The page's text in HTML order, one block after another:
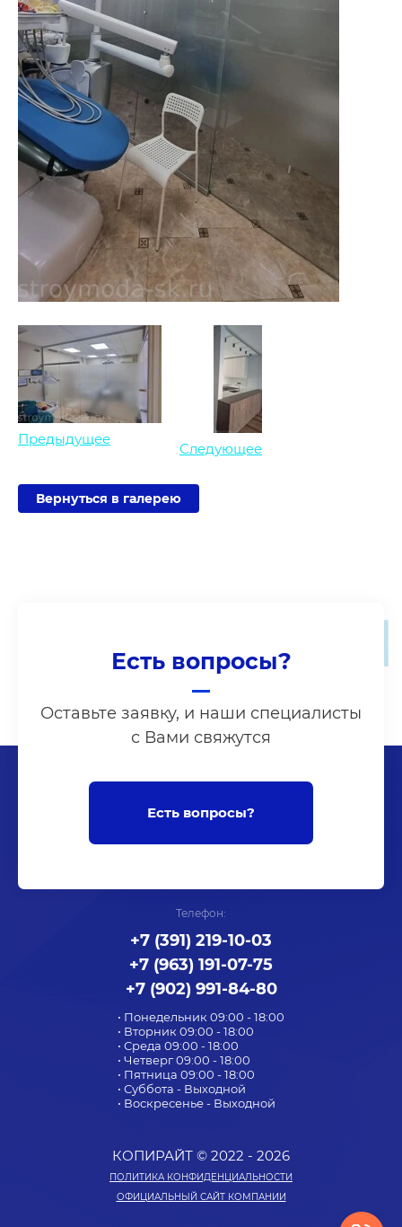
Предыдущее
Следующее
Вернуться в галерею
Есть вопросы?
Оставьте заявку, и наши специалисты
с Вами свяжутся
Есть вопросы?
Телефон:
+7 (391) 219-10-03
+7 (963) 191-07-75
+7 (902) 991-84-80
• Понедельник 09:00 - 18:00
• Вторник 09:00 - 18:00
• Среда 09:00 - 18:00
• Четверг 09:00 - 18:00
• Пятница 09:00 - 18:00
• Суббота - Выходной
• Воскресенье - Выходной
КОПИРАЙТ © 2022 - 2026
ПОЛИТИКА КОНФИДЕНЦИАЛЬНОСТИ
ОФИЦИАЛЬНЫЙ САЙТ КОМПАНИИ